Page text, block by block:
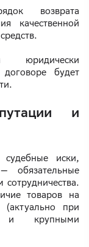
возврата
качественной
юридически
договоре будет
и
судебные иски,
обязательные
товаров на
(актуально при
и крупными